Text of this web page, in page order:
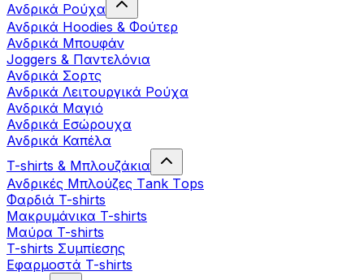
Ανδρικά Ρούχα
Ανδρικά Hoodies & Φούτερ
Ανδρικά Μπουφάν
Joggers & Παντελόνια
Ανδρικά Σορτς
Ανδρικά Λειτουργικά Ρούχα
Ανδρικά Μαγιό
Ανδρικά Εσώρουχα
Ανδρικά Καπέλα
T-shirts & Μπλουζάκια
Ανδρικές Mπλούζες Τank Τops
Φαρδιά T-shirts
Μακρυμάνικα T-shirts
Μαύρα T-shirts
T-shirts Συμπίεσης
Εφαρμοστά T-shirts